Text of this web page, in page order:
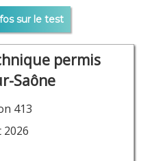
sur le test
permis
Saône
413
2026